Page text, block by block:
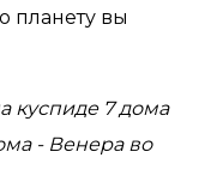
планету вы
куспиде 7 дома
- Венера во